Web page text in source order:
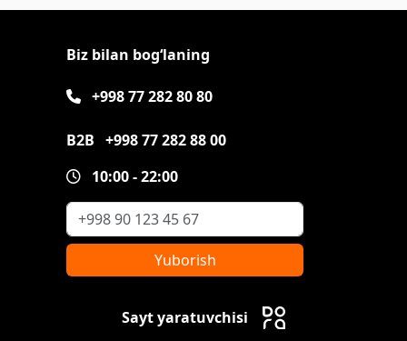
Biz bilan bog‘laning
+998 77 282 80 80
B2B +998 77 282 88 00
10:00 - 22:00
Yuborish
Sayt yaratuvchisi